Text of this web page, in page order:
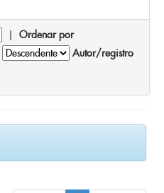
| Ordenar por
Autor/registro